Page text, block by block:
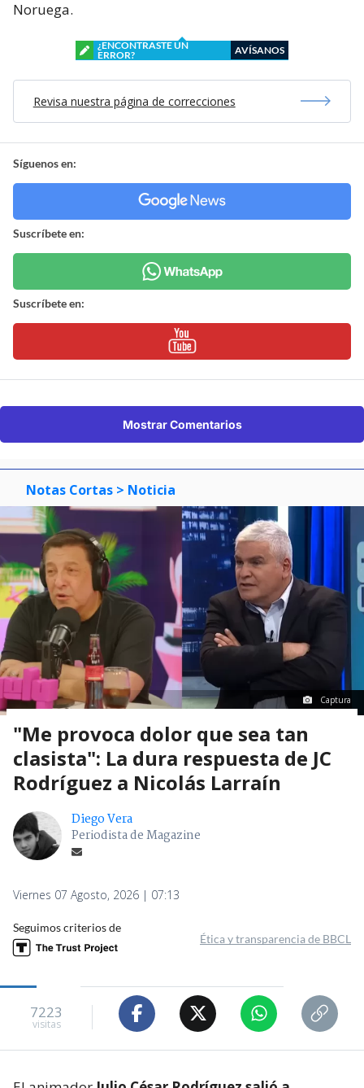
Noruega.
¿ENCONTRASTE UN
ERROR?
AVÍSANOS
Revisa nuestra página de correcciones
Síguenos en:
Suscríbete en:
Suscríbete en:
Mostrar Comentarios
Notas Cortas > Noticia
Captura
"Me provoca dolor que sea tan
clasista": La dura respuesta de JC
Rodríguez a Nicolás Larraín
Diego Vera
Periodista de Magazine
Viernes 07 Agosto, 2026 | 07:13
Seguimos criterios de
Ética y transparencia de BBCL
7223
visitas